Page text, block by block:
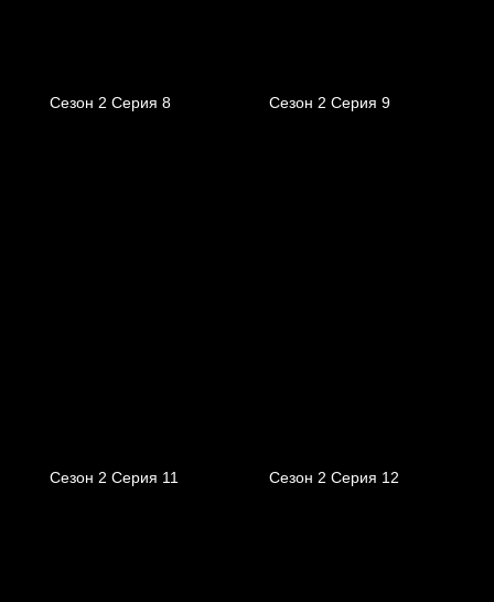
Сезон 2 Серия 8 Сезон 2 Серия 9
Сезон 2 Серия 11 Сезон 2 Серия 12